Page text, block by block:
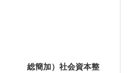
総簡加）社会資本整